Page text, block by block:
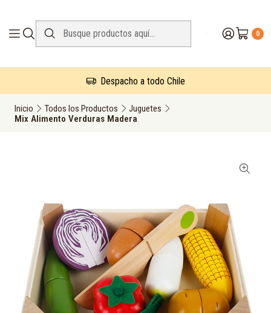
0
Despacho a todo Chile
Inicio Todos los Productos
Juguetes
Mix Alimento Verduras Madera